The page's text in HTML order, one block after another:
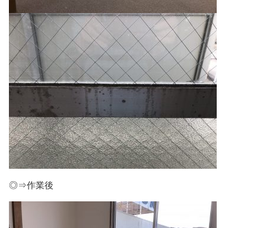
◎⇒作業後